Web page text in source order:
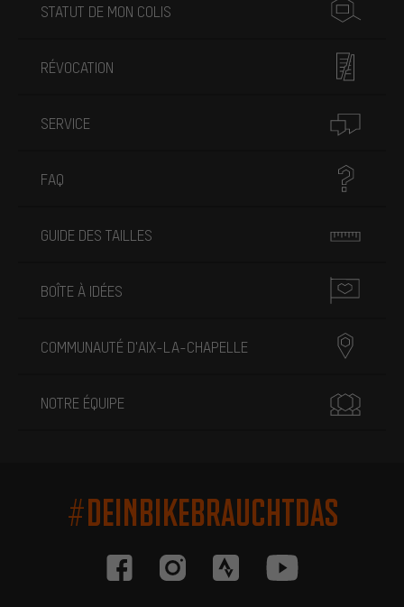
STATUT DE MON COLIS
RÉVOCATION
SERVICE
FAQ
GUIDE DES TAILLES
BOÎTE À IDÉES
COMMUNAUTÉ D'AIX-LA-CHAPELLE
NOTRE ÉQUIPE
#DEINBIKEBRAUCHTDAS